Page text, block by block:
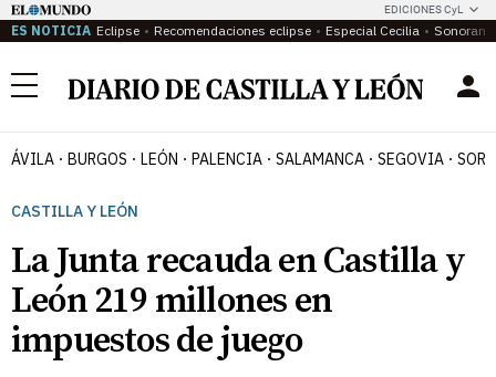
EDICIONES CyL
ES NOTICIA Eclipse Recomendaciones eclipse Especial Cecilia
Menú
ÁVILA BURGOS LEÓN PALENCIA SALAMANCA SEGOVIA
CASTILLA Y LEÓN
La Junta recauda en Castilla y
León 219 millones en
impuestos de juego